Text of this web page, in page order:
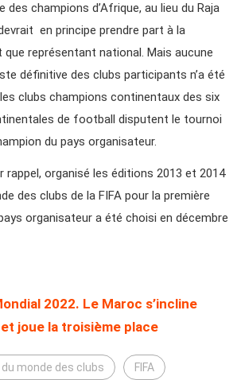
des champions d’Afrique, au lieu du Raja
en principe prendre part à la
représentant national. Mais aucune
définitive des clubs participants n’a été
clubs champions continentaux des six
de football disputent le tournoi
du pays organisateur.
rappel, organisé les éditions 2013 et 2014
des clubs de la FIFA pour la première
organisateur a été choisi en décembre
2022. Le Maroc s’incline
joue la troisième place
du monde des clubs FIFA